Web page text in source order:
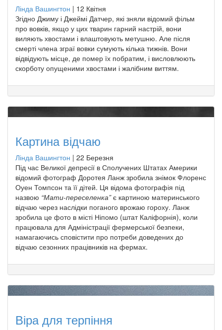
Лінда Вашингтон | 12 Квітня
Згідно Джиму і Джеймі Датчер, які зняли відомий фільм
про вовків, якщо у цих тварин гарний настрій, вони
виляють хвостами і влаштовують метушню. Але після
смерті члена зграї вовки сумують кілька тижнів. Вони
відвідують місце, де помер їх побратим, і висловлюють
скорботу опущеними хвостами і жалібним виттям.
Картина відчаю
Лінда Вашингтон | 22 Березня
Під час Великої депресії в Сполучених Штатах Америки
відомий фотограф Доротея Ланж зробила знімок Флоренс
Оуен Томпсон та її дітей. Ця відома фотографія під
назвою “Мати-переселенка”є картиною материнського
відчаю через наслідки поганого врожаю гороху. Ланж
зробила це фото в місті Ніпомо (штат Каліфорнія), коли
працювала для Адміністрації фермерської безпеки,
намагаючись сповістити про потреби доведених до
відчаю сезонних працівників на фермах.
Віра для терпіння